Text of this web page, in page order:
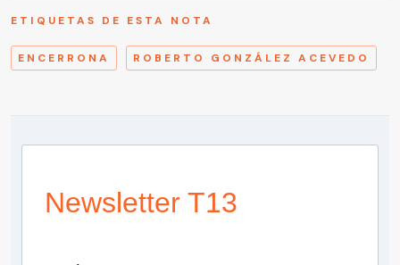
ETIQUETAS DE ESTA NOTA
ENCERRONA ROBERTO GONZÁLEZ ACEVEDO
Newsletter T13